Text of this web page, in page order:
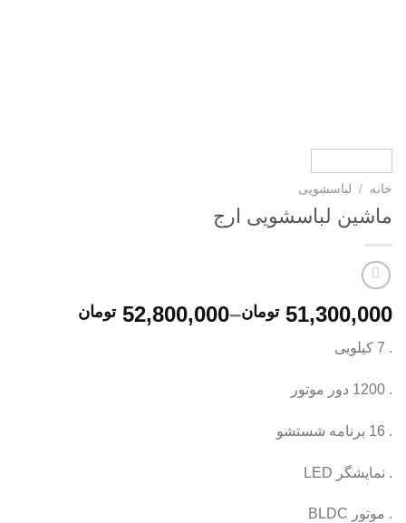
خانه / لباسشویی
ماشین لباسشویی ارج
51,300,000 تومان–
52,800,000 تومان
. 7 کیلویی
. 1200 دور موتور
. 16 برنامه شستشو
. نمایشگر LED
. موتور BLDC